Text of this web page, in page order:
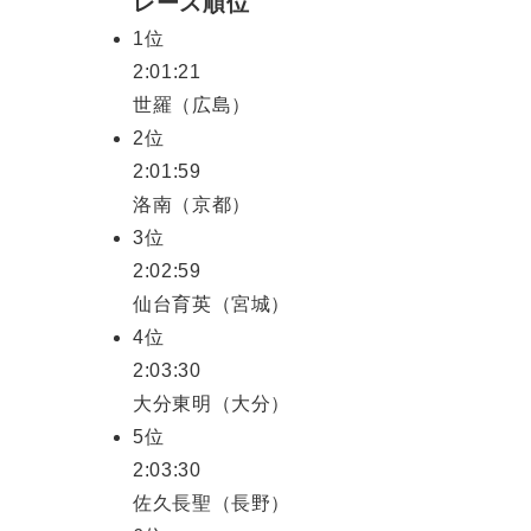
1位
2:01:21
世羅（広島）
2位
2:01:59
洛南（京都）
3位
2:02:59
仙台育英（宮城）
4位
2:03:30
大分東明（大分）
5位
2:03:30
佐久長聖（長野）